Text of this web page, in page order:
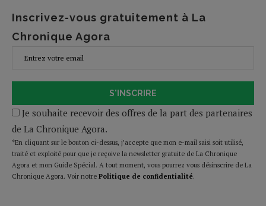
Inscrivez-vous gratuitement à La
Chronique Agora
S'INSCRIRE
Je souhaite recevoir des offres de la part des partenaires
de La Chronique Agora.
*En cliquant sur le bouton ci-dessus, j’accepte que mon e-mail saisi soit utilisé,
traité et exploité pour que je reçoive la newsletter gratuite de La Chronique
Agora et mon Guide Spécial. A tout moment, vous pourrez vous désinscrire de La
Chronique Agora. Voir notre Politique de confidentialité.